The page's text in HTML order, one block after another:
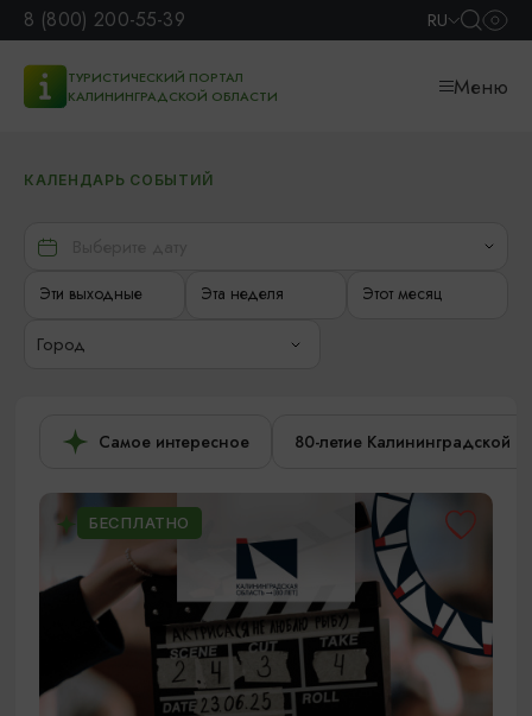
8 (800) 200-55-39 RU
ТУРИСТИЧЕСКИЙ ПОРТАЛ
КАЛИНИНГРАДСКОЙ ОБЛАСТИ
Меню
КАЛЕНДАРЬ СОБЫТИЙ
Эти выходные Эта неделя Этот месяц
Город
Самое интересное 80-летие Калининградской
БЕСПЛАТНО